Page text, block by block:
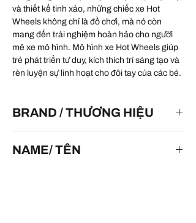
và thiết kế tinh xảo, những chiếc xe Hot
Wheels không chỉ là đồ chơi, mà nó còn
mang đến trải nghiệm hoàn hảo cho người
mê xe mô hình. Mô hình xe Hot Wheels giúp
trẻ phát triển tư duy, kích thích trí sáng tạo và
rèn luyện sự linh hoạt cho đôi tay của các bé.
BRAND / THƯƠNG HIỆU
NAME/ TÊN